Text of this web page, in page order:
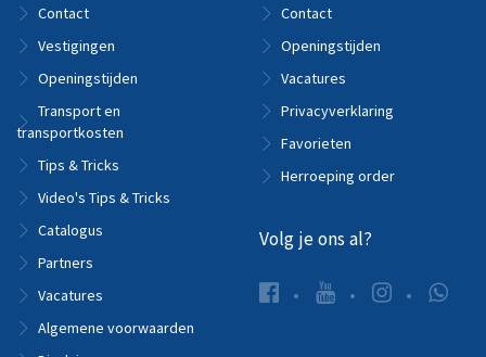
Contact
Vestigingen
Openingstijden
Transport en
transportkosten
Tips & Tricks
Video's Tips & Tricks
Catalogus
Partners
Vacatures
Algemene voorwaarden
Contact
Openingstijden
Vacatures
Privacyverklaring
Favorieten
Herroeping order
Volg je ons al?